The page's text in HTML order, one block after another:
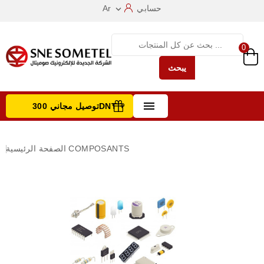
Ar  حسابي
يبحث
0
 توصيل مجاني 300DNT +
الصفحة الرئيسية COMPOSANTS